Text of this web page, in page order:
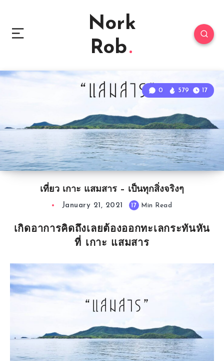
Nork
Rob
เที่ยว เกาะ แสมสาร – เป็นทุกสิ่งจริงๆ
0 579 17
January 21, 2021 17 Min Read
เกิดอาการคิดถึงเลยต้องออกทะเลกระทันหัน
ที่ เกาะ แสมสาร